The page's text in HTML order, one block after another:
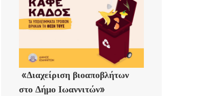
«Διαχείριση βιοαποβλήτων
στο Δήμο Ιωαννιτών»